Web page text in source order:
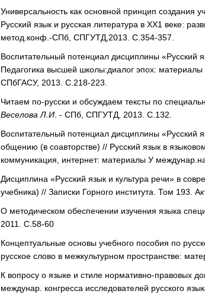
Универсальность как основной принцип создания
Русский язык и русская литература в ХХ1 веке:
метод.конф.-СПб, СПГУТД,2013. С.354-357.
Воспитательный потенциал дисциплины «Русский
Педагогика высшей школы:диалог эпох:
СПбГАСУ, 2013. С.218-223.
Читаем по-русски и обсуждаем тексты по
Веселова Л.И. - СПб, СПГУТД, 2013. С.132.
Воспитательный потенциал дисциплины «Русский
общению (в соавторстве) // Русский язык в
коммуникация, интернет: материалы У
Дисциплина «Русский язык и культура речи» в
учебника) // Записки Горного института. Том 193.
О методическом обеспечении изучения языка
2011. С.58-60
Концептуальные основы учебного пособия по
русское слово в межкультурном пространстве:
К вопросу о языке и стиле нормативно-правовых
междунар. конгресса исследователей русского